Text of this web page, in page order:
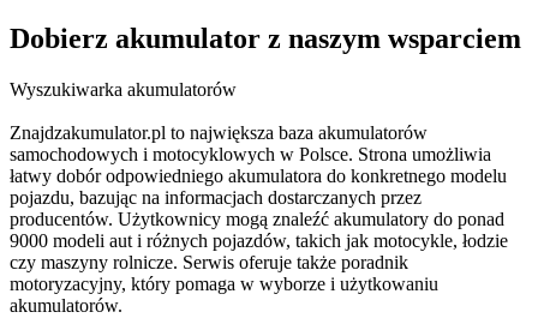
Dobierz akumulator z naszym wsparciem
Wyszukiwarka akumulatorów
Znajdzakumulator.pl to największa baza akumulatorów
samochodowych i motocyklowych w Polsce. Strona umożliwia
łatwy dobór odpowiedniego akumulatora do konkretnego modelu
pojazdu, bazując na informacjach dostarczanych przez
producentów. Użytkownicy mogą znaleźć akumulatory do ponad
9000 modeli aut i różnych pojazdów, takich jak motocykle, łodzie
czy maszyny rolnicze. Serwis oferuje także poradnik
motoryzacyjny, który pomaga w wyborze i użytkowaniu
akumulatorów.